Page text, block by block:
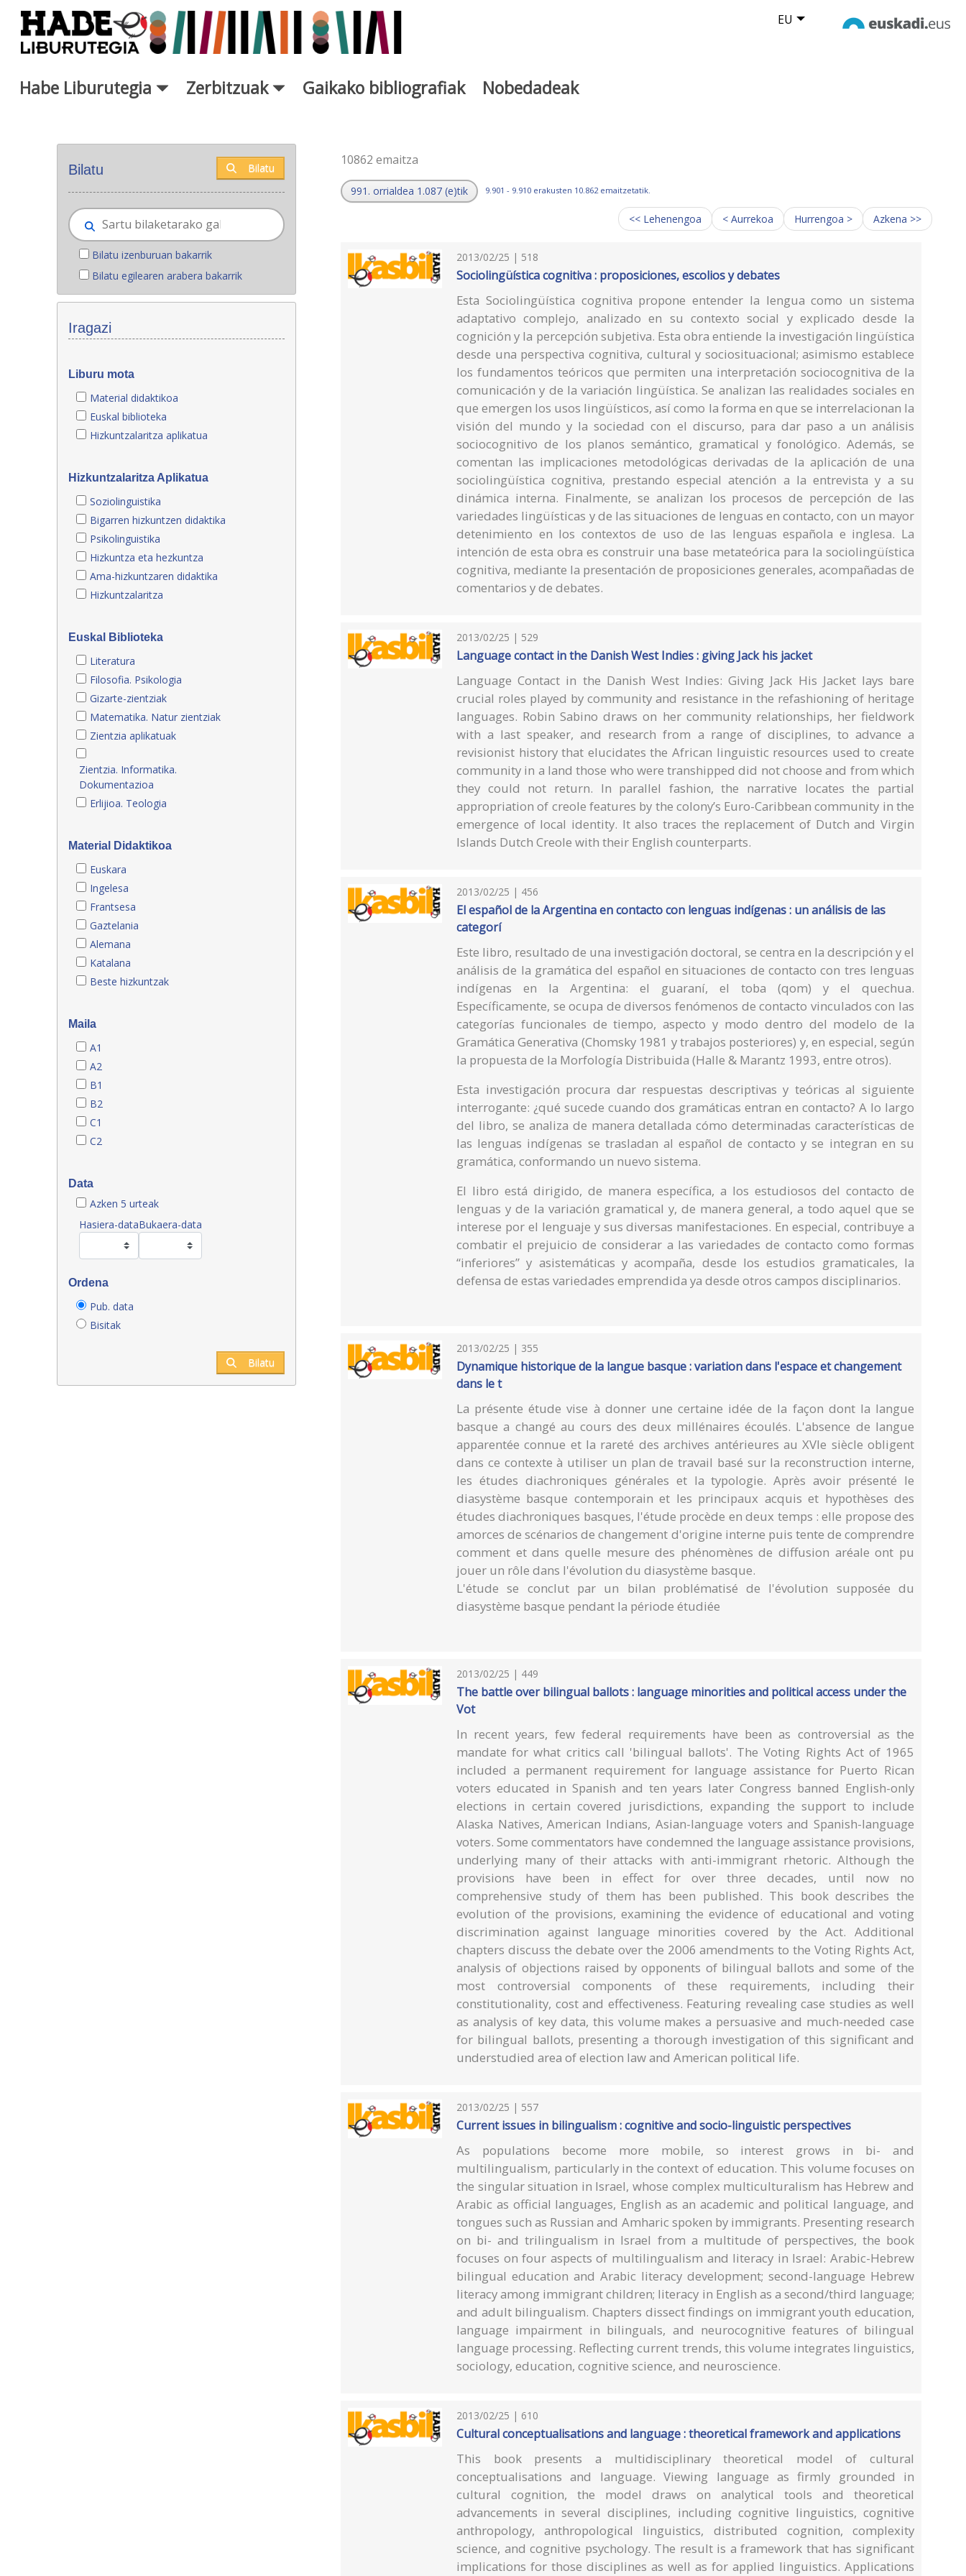
Eduki nagusira joan EU
Habe Liburutegia Zerbitzuak Gaikako bibliografiak Nobedadeak
Bilatu Bilatu
Bilatu izenburuan bakarrik
Bilatu egilearen arabera bakarrik
Iragazi
Liburu mota
Material didaktikoa
Euskal biblioteka
Hizkuntzalaritza aplikatua
Hizkuntzalaritza Aplikatua
Soziolinguistika
Bigarren hizkuntzen didaktika
Psikolinguistika
Hizkuntza eta hezkuntza
Ama-hizkuntzaren didaktika
Hizkuntzalaritza
Euskal Biblioteka
Literatura
Filosofia. Psikologia
Gizarte-zientziak
Matematika. Natur zientziak
Zientzia aplikatuak
Zientzia. Informatika.
Dokumentazioa
Erlijioa. Teologia
Material Didaktikoa
Euskara
Ingelesa
Frantsesa
Gaztelania
Alemana
Katalana
Beste hizkuntzak
Maila
A1
A2
B1
B2
C1
C2
Data
Azken 5 urteak
Hasiera-dataBukaera-data
Ordena
Pub. data
Bisitak
Bilatu
10862 emaitza
991. orrialdea 1.087 (e)tik 9.901 - 9.910 erakusten 10.862 emaitzetatik.
<< Lehenengoa < Aurrekoa Hurrengoa > Azkena >>
2013/02/25 | 518
Sociolingüística cognitiva : proposiciones, escolios y debates
Esta Sociolingüística cognitiva propone entender la lengua como un sistema
adaptativo complejo, analizado en su contexto social y explicado desde la
cognición y la percepción subjetiva. Esta obra entiende la investigación lingüística
desde una perspectiva cognitiva, cultural y sociosituacional; asimismo establece
los fundamentos teóricos que permiten una interpretación sociocognitiva de la
comunicación y de la variación lingüística. Se analizan las realidades sociales en
que emergen los usos lingüísticos, así como la forma en que se interrelacionan la
visión del mundo y la sociedad con el discurso, para dar paso a un análisis
sociocognitivo de los planos semántico, gramatical y fonológico. Además, se
comentan las implicaciones metodológicas derivadas de la aplicación de una
sociolingüística cognitiva, prestando especial atención a la entrevista y a su
dinámica interna. Finalmente, se analizan los procesos de percepción de las
variedades lingüísticas y de las situaciones de lenguas en contacto, con un mayor
detenimiento en los contextos de uso de las lenguas española e inglesa. La
intención de esta obra es construir una base metateórica para la sociolingüística
cognitiva, mediante la presentación de proposiciones generales, acompañadas de
comentarios y de debates.
2013/02/25 | 529
Language contact in the Danish West Indies : giving Jack his jacket
Language Contact in the Danish West Indies: Giving Jack His Jacket lays bare
crucial roles played by community and resistance in the refashioning of heritage
languages. Robin Sabino draws on her community relationships, her fieldwork
with a last speaker, and research from a range of disciplines, to advance a
revisionist history that elucidates the African linguistic resources used to create
community in a land those who were transhipped did not choose and from which
they could not return. In parallel fashion, the narrative locates the partial
appropriation of creole features by the colony’s Euro-Caribbean community in the
emergence of local identity. It also traces the replacement of Dutch and Virgin
Islands Dutch Creole with their English counterparts.
2013/02/25 | 456
El español de la Argentina en contacto con lenguas indígenas : un análisis de las
categorí
Este libro, resultado de una investigación doctoral, se centra en la descripción y el
análisis de la gramática del español en situaciones de contacto con tres lenguas
indígenas en la Argentina: el guaraní, el toba (qom) y el quechua.
Específicamente, se ocupa de diversos fenómenos de contacto vinculados con las
categorías funcionales de tiempo, aspecto y modo dentro del modelo de la
Gramática Generativa (Chomsky 1981 y trabajos posteriores) y, en especial, según
la propuesta de la Morfología Distribuida (Halle & Marantz 1993, entre otros).
Esta investigación procura dar respuestas descriptivas y teóricas al siguiente
interrogante: ¿qué sucede cuando dos gramáticas entran en contacto? A lo largo
del libro, se analiza de manera detallada cómo determinadas características de
las lenguas indígenas se trasladan al español de contacto y se integran en su
gramática, conformando un nuevo sistema.
El libro está dirigido, de manera específica, a los estudiosos del contacto de
lenguas y de la variación gramatical y, de manera general, a todo aquel que se
interese por el lenguaje y sus diversas manifestaciones. En especial, contribuye a
combatir el prejuicio de considerar a las variedades de contacto como formas
“inferiores” y asistemáticas y acompaña, desde los estudios gramaticales, la
defensa de estas variedades emprendida ya desde otros campos disciplinarios.
2013/02/25 | 355
Dynamique historique de la langue basque : variation dans l'espace et changement
dans le t
La présente étude vise à donner une certaine idée de la façon dont la langue
basque a changé au cours des deux millénaires écoulés. L'absence de langue
apparentée connue et la rareté des archives antérieures au XVIe siècle obligent
dans ce contexte à utiliser un plan de travail basé sur la reconstruction interne,
les études diachroniques générales et la typologie. Après avoir présenté le
diasystème basque contemporain et les principaux acquis et hypothèses des
études diachroniques basques, l'étude procède en deux temps : elle propose des
amorces de scénarios de changement d'origine interne puis tente de comprendre
comment et dans quelle mesure des phénomènes de diffusion aréale ont pu
jouer un rôle dans l'évolution du diasystème basque.
L'étude se conclut par un bilan problématisé de l'évolution supposée du
diasystème basque pendant la période étudiée
2013/02/25 | 449
The battle over bilingual ballots : language minorities and political access under the
Vot
In recent years, few federal requirements have been as controversial as the
mandate for what critics call 'bilingual ballots'. The Voting Rights Act of 1965
included a permanent requirement for language assistance for Puerto Rican
voters educated in Spanish and ten years later Congress banned English-only
elections in certain covered jurisdictions, expanding the support to include
Alaska Natives, American Indians, Asian-language voters and Spanish-language
voters. Some commentators have condemned the language assistance provisions,
underlying many of their attacks with anti-immigrant rhetoric. Although the
provisions have been in effect for over three decades, until now no
comprehensive study of them has been published. This book describes the
evolution of the provisions, examining the evidence of educational and voting
discrimination against language minorities covered by the Act. Additional
chapters discuss the debate over the 2006 amendments to the Voting Rights Act,
analysis of objections raised by opponents of bilingual ballots and some of the
most controversial components of these requirements, including their
constitutionality, cost and effectiveness. Featuring revealing case studies as well
as analysis of key data, this volume makes a persuasive and much-needed case
for bilingual ballots, presenting a thorough investigation of this significant and
understudied area of election law and American political life.
2013/02/25 | 557
Current issues in bilingualism : cognitive and socio-linguistic perspectives
As populations become more mobile, so interest grows in bi- and
multilingualism, particularly in the context of education. This volume focuses on
the singular situation in Israel, whose complex multiculturalism has Hebrew and
Arabic as official languages, English as an academic and political language, and
tongues such as Russian and Amharic spoken by immigrants. Presenting research
on bi- and trilingualism in Israel from a multitude of perspectives, the book
focuses on four aspects of multilingualism and literacy in Israel: Arabic-Hebrew
bilingual education and Arabic literacy development; second-language Hebrew
literacy among immigrant children; literacy in English as a second/third language;
and adult bilingualism. Chapters dissect findings on immigrant youth education,
language impairment in bilinguals, and neurocognitive features of bilingual
language processing. Reflecting current trends, this volume integrates linguistics,
sociology, education, cognitive science, and neuroscience.
2013/02/25 | 610
Cultural conceptualisations and language : theoretical framework and applications
This book presents a multidisciplinary theoretical model of cultural
conceptualisations and language. Viewing language as firmly grounded in
cultural cognition, the model draws on analytical tools and theoretical
advancements in several disciplines, including cognitive linguistics, cognitive
anthropology, anthropological linguistics, distributed cognition, complexity
science, and cognitive psychology. The result is a framework that has significant
implications for those disciplines as well as for applied linguistics. Applications